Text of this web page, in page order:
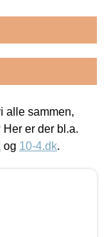
alle sammen,
er der bl.a.
og 10-4.dk.